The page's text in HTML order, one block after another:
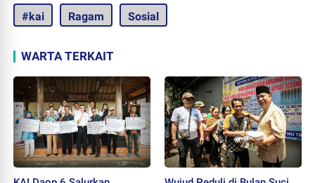
#kai Ragam Sosial
WARTA TERKAIT